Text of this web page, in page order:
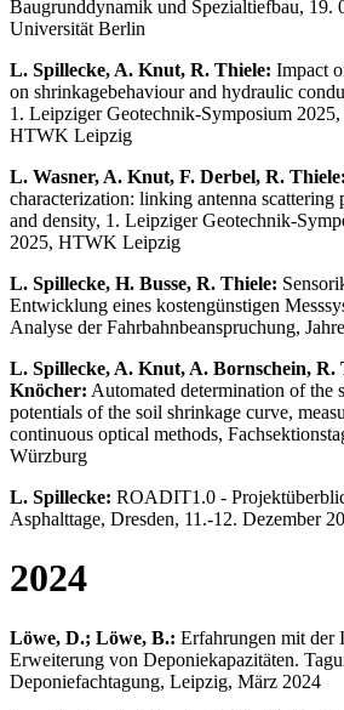
Baugrunddynamik und Spezialtiefbau, 19.
Universität Berlin
L. Spillecke, A. Knut, R. Thiele: Impact
on shrinkagebehaviour and hydraulic
1. Leipziger Geotechnik-Symposium
HTWK Leipzig
L. Wasner, A. Knut, F. Derbel, R. Thiele:
characterization: linking antenna scattering
and density, 1. Leipziger Geotechnik-
2025, HTWK Leipzig
L. Spillecke, H. Busse, R. Thiele:
Entwicklung eines kostengünstigen
Analyse der Fahrbahnbeanspruchung,
L. Spillecke, A. Knut, A. Bornschein, R.
Knöcher: Automated determination of the
potentials of the soil shrinkage curve,
continuous optical methods,
Würzburg
L. Spillecke: ROADIT1.0 -
Asphalttage, Dresden, 11.-12. Dezember
2024
Löwe, D.; Löwe, B.: Erfahrungen mit der
Erweiterung von Deponiekapazitäten.
Deponiefachtagung, Leipzig, März 2024